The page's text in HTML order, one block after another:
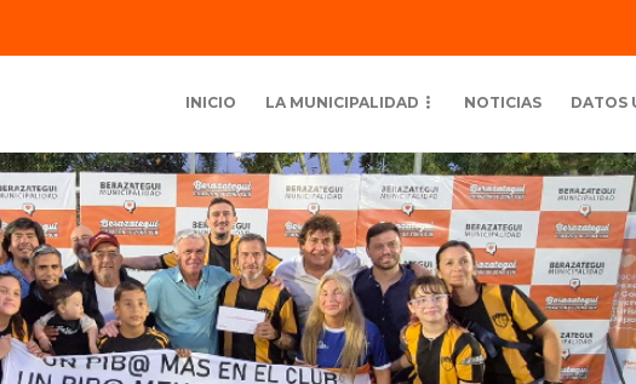
INICIO LA MUNICIPALIDAD NOTICIAS DATOS